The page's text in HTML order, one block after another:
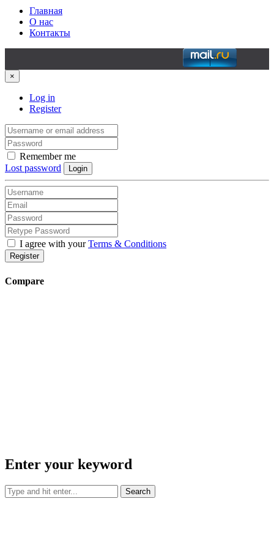
Главная
О нас
Контакты
×
Log in
Register
Remember me
Lost password
Login
I agree with yourTerms & Conditions
Register
Compare
Enter your keyword
Search